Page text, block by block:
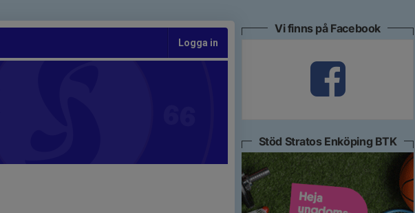
Logga in
Vi finns på Facebook
Stöd Stratos Enköping BTK